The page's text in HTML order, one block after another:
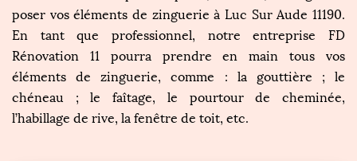
poser vos éléments de zinguerie à Luc Sur Aude 11190.
En tant que professionnel, notre entreprise FD
Rénovation 11 pourra prendre en main tous vos
éléments de zinguerie, comme : la gouttière ; le
chéneau ; le faîtage, le pourtour de cheminée,
l’habillage de rive, la fenêtre de toit, etc.